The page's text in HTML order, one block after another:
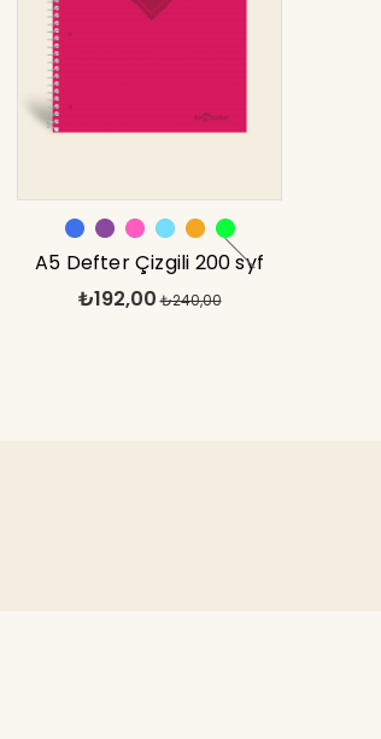
A5 Defter Çizgili 200 syf
Pembe Tranz
₺192,00 ₺240,00